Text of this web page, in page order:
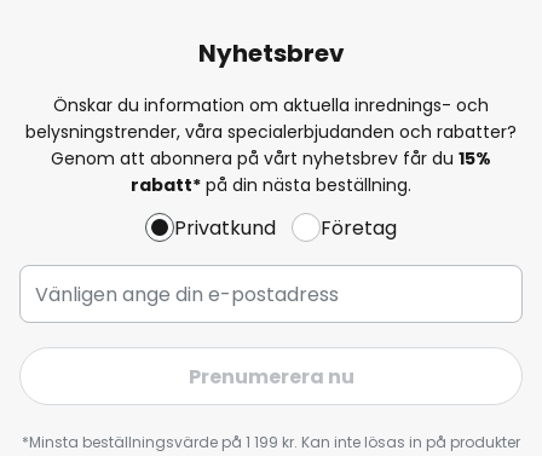
Nyhetsbrev
Önskar du information om aktuella inrednings- och
belysningstrender, våra specialerbjudanden och rabatter?
Genom att abonnera på vårt nyhetsbrev får du 15%
rabatt* på din nästa beställning.
Privatkund Företag
Prenumerera nu
*Minsta beställningsvärde på 1 199 kr. Kan inte lösas in på produkter